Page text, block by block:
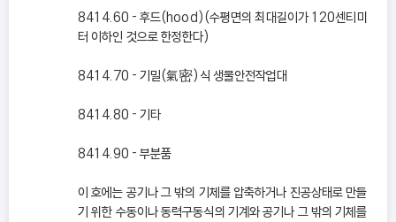
8414.60 - 후드(hood)(수평면의 최대길이가 120센티미
터 이하인 것으로 한정한다)
8414.70 - 기밀(氣密)식 생물안전작업대
8414.80 - 기타
8414.90 - 부분품
이 호에는 공기나 그 밖의 기체를 압축하거나 진공상태로 만들
기 위한 수동이나 동력구동식의 기계와 공기나 그 밖의 기체를